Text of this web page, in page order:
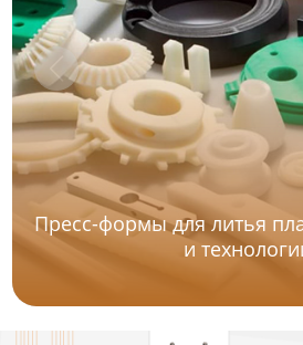
Пресс-формы для литья
и